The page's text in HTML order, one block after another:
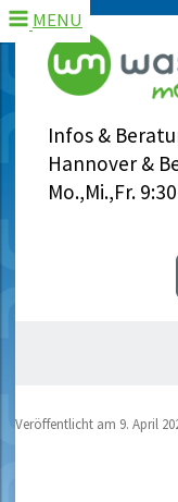
Infos &
Hannover &
Mo.,Mi.,Fr.
MENU
Veröffentlicht am 9. April